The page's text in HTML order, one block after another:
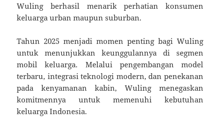
Wuling berhasil menarik perhatian konsumen
keluarga urban maupun suburban.
Tahun 2025 menjadi momen penting bagi Wuling
untuk menunjukkan keunggulannya di segmen
mobil keluarga. Melalui pengembangan model
terbaru, integrasi teknologi modern, dan penekanan
pada kenyamanan kabin, Wuling menegaskan
komitmennya untuk memenuhi kebutuhan
keluarga Indonesia.